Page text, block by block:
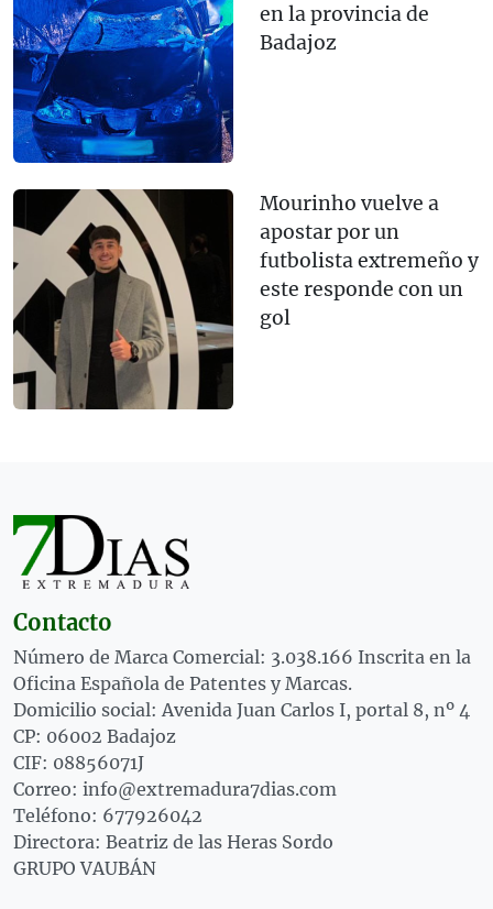
en la provincia de
Badajoz
Mourinho vuelve a
apostar por un
futbolista extremeño y
este responde con un
gol
Contacto
Número de Marca Comercial: 3.038.166 Inscrita en la
Oficina Española de Patentes y Marcas.
Domicilio social: Avenida Juan Carlos I, portal 8, nº 4
CP: 06002 Badajoz
CIF: 08856071J
Correo: info@extremadura7dias.com
Teléfono: 677926042
Directora: Beatriz de las Heras Sordo
GRUPO VAUBÁN